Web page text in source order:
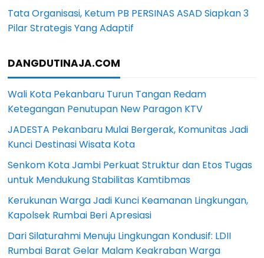
Tata Organisasi, Ketum PB PERSINAS ASAD Siapkan 3
Pilar Strategis Yang Adaptif
DANGDUTINAJA.COM
Wali Kota Pekanbaru Turun Tangan Redam
Ketegangan Penutupan New Paragon KTV
JADESTA Pekanbaru Mulai Bergerak, Komunitas Jadi
Kunci Destinasi Wisata Kota
Senkom Kota Jambi Perkuat Struktur dan Etos Tugas
untuk Mendukung Stabilitas Kamtibmas
Kerukunan Warga Jadi Kunci Keamanan Lingkungan,
Kapolsek Rumbai Beri Apresiasi
Dari Silaturahmi Menuju Lingkungan Kondusif: LDII
Rumbai Barat Gelar Malam Keakraban Warga